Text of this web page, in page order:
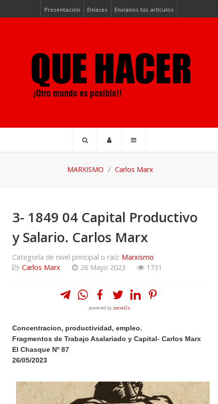
Presentación Enlaces Envíanos tús artículos
MARXISMO Carlos Marx
3- 1849 04 Capital Productivo
y Salario. Carlos Marx
Categoría de nivel principal o raíz: Marxismo
Carlos Marx
26 Mayo 2023 1731
powered by social2s
Concentracion, productividad, empleo.
Fragmentos de Trabajo Asalariado y Capital- Carlos Marx
El Chasque Nº 87
26/05/2023